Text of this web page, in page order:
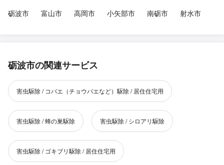
砺波市
富山市 高岡市 小矢部市 南砺市 射水市
砺波市の関連サービス
害虫駆除 / コバエ（チョウバエなど）駆除 / 居住住宅用
害虫駆除 / 蜂の巣駆除 害虫駆除 / シロアリ駆除
害虫駆除 / ゴキブリ駆除 / 居住住宅用